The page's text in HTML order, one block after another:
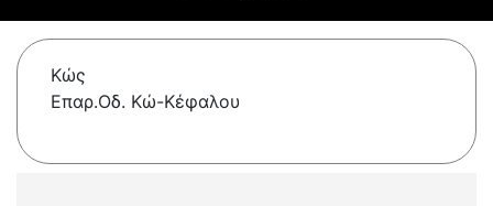
Κώς
Επαρ.Οδ. Κώ-Κέφαλου